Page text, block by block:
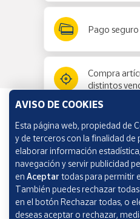
Pago seguro
Compra
distintos
Información y ayuda
Correos Market
AVISO DE COOKIES
Esta página web, propiedad de
y de terceros con la finalidad de
elaborar información
navegación y servir publicidad
en Aceptar todas para permitir
También puedes rechazar
en el botón Rechazar todas, o
deseas aceptar o rechazar,